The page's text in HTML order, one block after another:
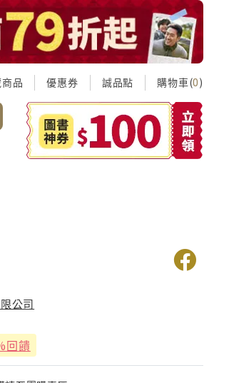
品 優惠券 誠品點 購物車(0)
公司
回饋